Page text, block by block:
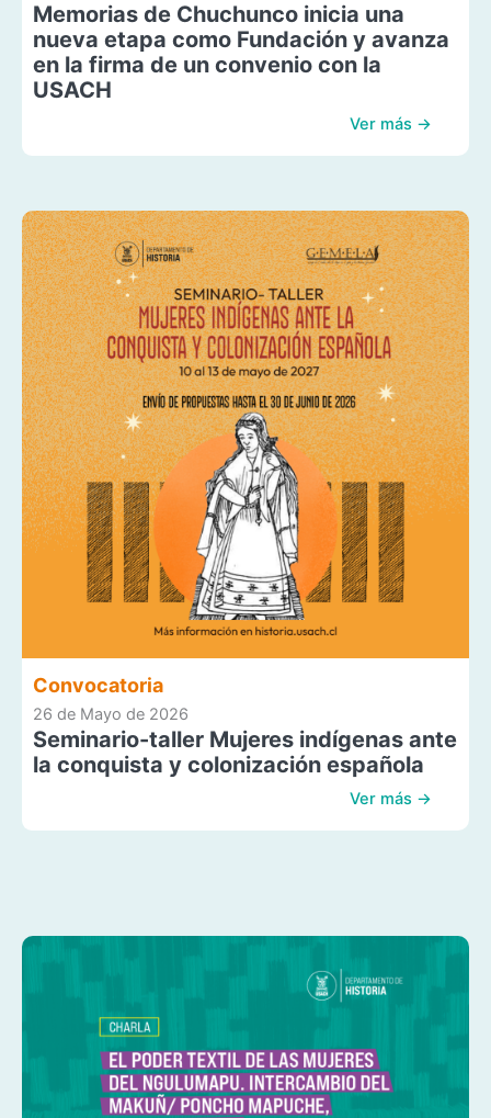
Memorias de Chuchunco inicia una
nueva etapa como Fundación y avanza
en la firma de un convenio con la
USACH
Ver más →
Convocatoria
26 de Mayo de 2026
Seminario-taller Mujeres indígenas ante
la conquista y colonización española
Ver más →